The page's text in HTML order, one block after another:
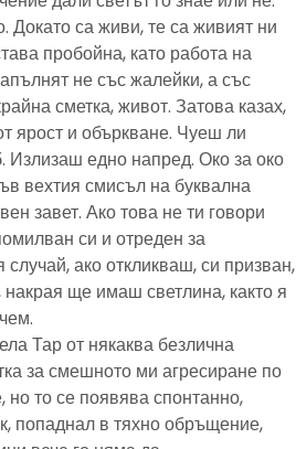
Докато са живи, те са живият ни
пробойна, като работа на
не със жалейки, а със
сметка, живот. Затова казах,
ярост и объркване. Чуеш ли
Излизаш едно напред. Око за око
вехтия смисъл на буквална
завет. Ако това не ти говори
си и отреден за
ако откликваш, си призван,
ще имаш светлина, както я
Тар от някаква безлична
за смешното ми агресиране по
но то се появява спонтанно,
попаднал в тяхно обръщение,